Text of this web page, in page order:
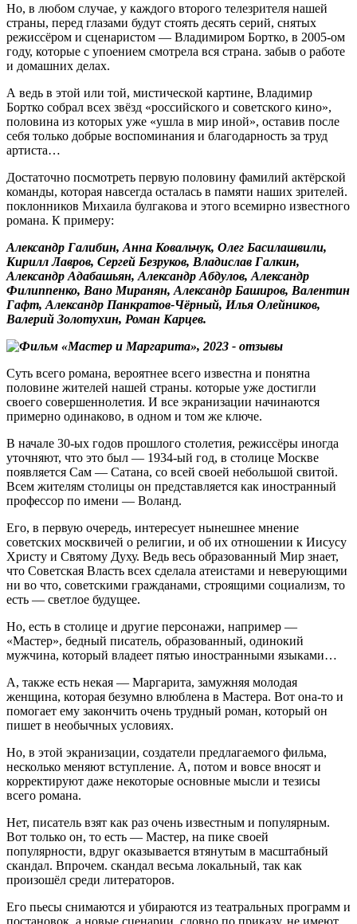
Но, в любом случае, у каждого второго телезрителя нашей
страны, перед глазами будут стоять десять серий, снятых
режиссёром и сценаристом — Владимиром Бортко, в 2005-ом
году, которые с упоением смотрела вся страна. забыв о работе
и домашних делах.
А ведь в этой или той, мистической картине, Владимир
Бортко собрал всех звёзд «российского и советского кино»,
половина из которых уже «ушла в мир иной», оставив после
себя только добрые воспоминания и благодарность за труд
артиста…
Достаточно посмотреть первую половину фамилий актёрской
команды, которая навсегда осталась в памяти наших зрителей.
поклонников Михаила булгакова и этого всемирно известного
романа. К примеру:
Александр Галибин, Анна Ковальчук, Олег Басилашвили,
Кирилл Лавров, Сергей Безруков, Владислав Галкин,
Александр Адабашьян, Александр Абдулов, Александр
Филиппенко, Вано Миранян, Александр Баширов, Валентин
Гафт, Александр Панкратов-Чёрный, Илья Олейников,
Валерий Золотухин, Роман Карцев.
Суть всего романа, вероятнее всего известна и понятна
половине жителей нашей страны. которые уже достигли
своего совершеннолетия. И все экранизации начинаются
примерно одинаково, в одном и том же ключе.
В начале 30-ых годов прошлого столетия, режиссёры иногда
уточняют, что это был — 1934-ый год, в столице Москве
появляется Сам — Сатана, со всей своей небольшой свитой.
Всем жителям столицы он представляется как иностранный
профессор по имени — Воланд.
Его, в первую очередь, интересует нынешнее мнение
советских москвичей о религии, и об их отношении к Иисусу
Христу и Святому Духу. Ведь весь образованный Мир знает,
что Советская Власть всех сделала атеистами и неверующими
ни во что, советскими гражданами, строящими социализм, то
есть — светлое будущее.
Но, есть в столице и другие персонажи, например —
«Мастер», бедный писатель, образованный, одинокий
мужчина, который владеет пятью иностранными языками…
А, также есть некая — Маргарита, замужняя молодая
женщина, которая безумно влюблена в Мастера. Вот она-то и
помогает ему закончить очень трудный роман, который он
пишет в необычных условиях.
Но, в этой экранизации, создатели предлагаемого фильма,
несколько меняют вступление. А, потом и вовсе вносят и
корректируют даже некоторые основные мысли и тезисы
всего романа.
Нет, писатель взят как раз очень известным и популярным.
Вот только он, то есть — Мастер, на пике своей
популярности, вдруг оказывается втянутым в масштабный
скандал. Впрочем. скандал весьма локальный, так как
произошёл среди литераторов.
Его пьесы снимаются и убираются из театральных программ и
постановок, а новые сценарии, словно по приказу, не имеют